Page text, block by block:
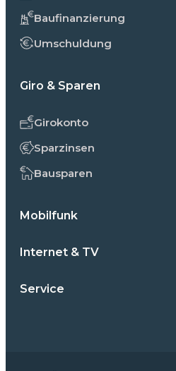
Baufinanzierung
Umschuldung
Giro & Sparen
Girokonto
Sparzinsen
Bausparen
Mobilfunk
Internet & TV
Service